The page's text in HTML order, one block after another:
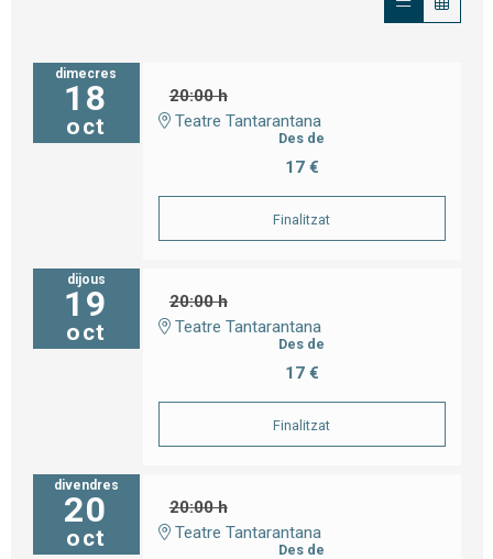
dimecres
18
oct
20:00 h
Teatre Tantarantana
Des de
17 €
Finalitzat
dijous
19
oct
20:00 h
Teatre Tantarantana
Des de
17 €
Finalitzat
divendres
20
oct
20:00 h
Teatre Tantarantana
Des de